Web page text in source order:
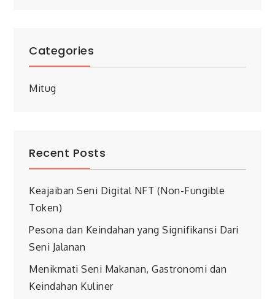
Categories
Mitug
Recent Posts
Keajaiban Seni Digital NFT (Non-Fungible
Token)
Pesona dan Keindahan yang Signifikansi Dari
Seni Jalanan
Menikmati Seni Makanan, Gastronomi dan
Keindahan Kuliner